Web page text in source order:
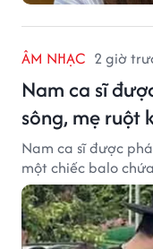
ÂM NHẠC 2 giờ
Nam ca sĩ
sông, mẹ ruột
Nam ca sĩ được
một chiếc balo